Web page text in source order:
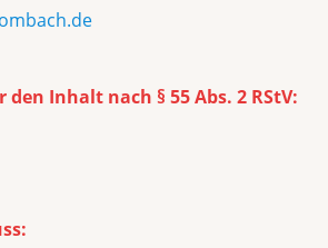
Inhalt nach § 55 Abs. 2 RStV: